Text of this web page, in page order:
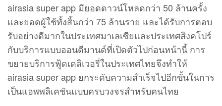
airasia super app มียอดดาวน์โหลดกว่า 50 ล้านครั้ง
และยอดผู้ใช้ทั้งสิ้นกว่า 75 ล้านราย และได้รับการตอบ
รับอย่างดีมากในประเทศมาเลเซียและประเทศสิงคโปร์
กับบริการแบบออนดีมานด์ที่เปิดตัวไปก่อนหน้านี้ การ
ขยายบริการฟู้ดเดลิเวอรี่ในประเทศไทยจึงทำให้
airasia super app ยกระดับความสำเร็จไปอีกขั้นในการ
เป็นแอพพลิเคชันแบบครบวงจรสำหรับคนไทย